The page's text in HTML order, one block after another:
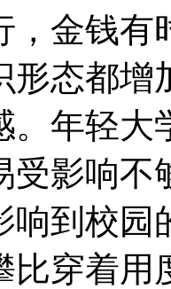
，金钱
形态都增
。年轻大
受影响不
响到校园
比穿着用